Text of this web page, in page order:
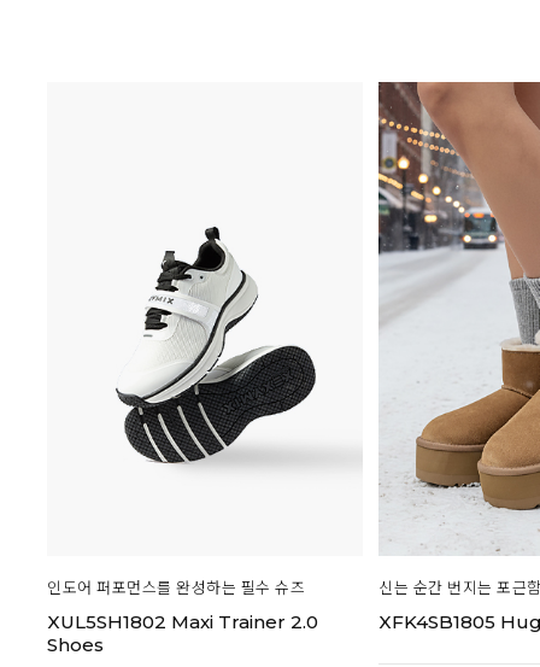
인도어 퍼포먼스를 완성하는 필수 슈즈
XUL5SH1802 Maxi Trainer 2.0
Shoes
신는 순간 번지는 포근
XFK4SB1805